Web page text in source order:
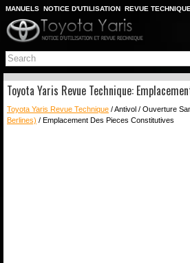
MANUELS NOTICE D'UTILISATION REVUE TECHNIQUE
PLAN DU SITE
CHERCHER
Toyota Yaris Revue Technique:
Toyota Yaris Revue Technique / Antivol / Ouverture
Berlines) / Emplacement Des Pieces Constitutives